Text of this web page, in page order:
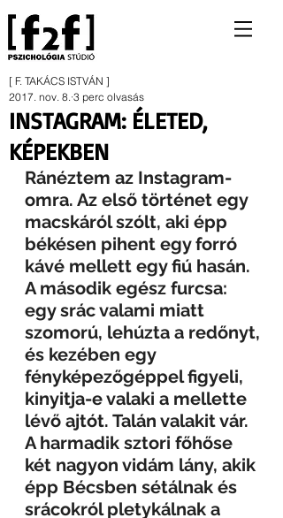
INSTAGRAM: ÉLETED,
KÉPEKBEN
[ F. TAKÁCS ISTVÁN ]
2017. nov. 8. 3 perc olvasás
Ránéztem az Instagram-
omra. Az első történet egy
macskáról szólt, aki épp
békésen pihent egy forró
kávé mellett egy fiú hasán.
A második egész furcsa:
egy srác valami miatt
szomorú, lehúzta a redőnyt,
és kezében egy
fényképezőgéppel figyeli,
kinyitja-e valaki a mellette
lévő ajtót. Talán valakit vár.
A harmadik sztori főhőse
két nagyon vidám lány, akik
épp Bécsben sétálnak és
srácokról pletykálnak a